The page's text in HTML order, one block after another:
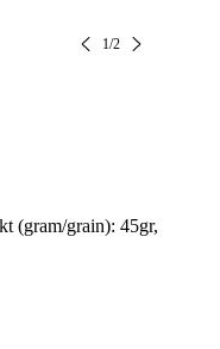
1/2
(gram/grain): 45gr,